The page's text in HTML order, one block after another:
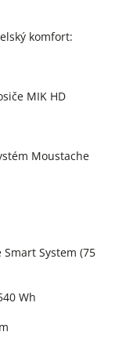
komfort:
MIK HD
Moustache
System (75
Wh